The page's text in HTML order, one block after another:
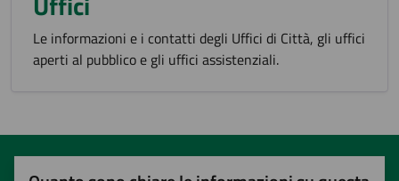
Le informazioni e i contatti degli Uffici di Città, gli uffici
aperti al pubblico e gli uffici assistenziali.